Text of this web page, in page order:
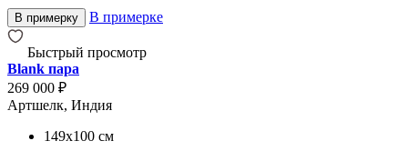
В примерку В примерке
Быстрый просмотр
Blank пара
269 000 ₽
Артшелк, Индия
149x100 см